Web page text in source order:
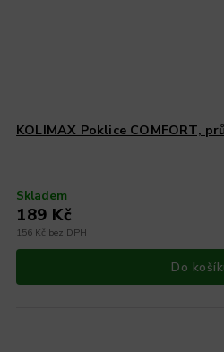
KOLIMAX Poklice COMFORT,
Skladem
156 Kč bez DPH
189 Kč
Do